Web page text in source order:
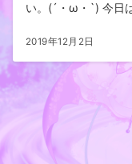
い。(´・ω・`) 今日
2019年12月2日